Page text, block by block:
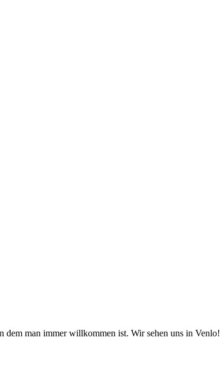
dem man immer willkommen ist. Wir sehen uns in Venlo!